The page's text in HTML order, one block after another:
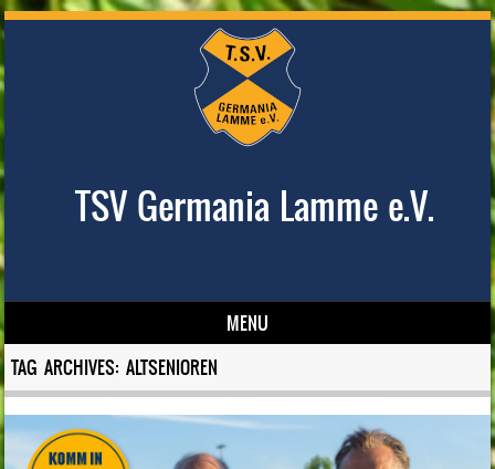
TSV Germania Lamme e.V.
MENU
Skip to content
TAG ARCHIVES:ALTSENIOREN